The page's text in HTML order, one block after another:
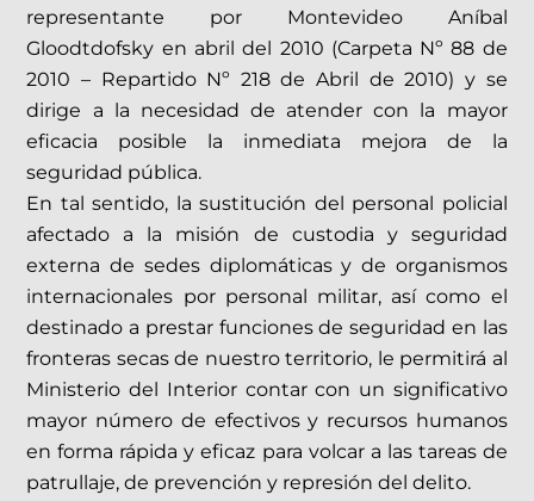
representante por Montevideo Aníbal
Gloodtdofsky en abril del 2010 (Carpeta Nº 88 de
2010 – Repartido Nº 218 de Abril de 2010) y se
dirige a la necesidad de atender con la mayor
eficacia posible la inmediata mejora de la
seguridad pública.
En tal sentido, la sustitución del personal policial
afectado a la misión de custodia y seguridad
externa de sedes diplomáticas y de organismos
internacionales por personal militar, así como el
destinado a prestar funciones de seguridad en las
fronteras secas de nuestro territorio, le permitirá al
Ministerio del Interior contar con un significativo
mayor número de efectivos y recursos humanos
en forma rápida y eficaz para volcar a las tareas de
patrullaje, de prevención y represión del delito.